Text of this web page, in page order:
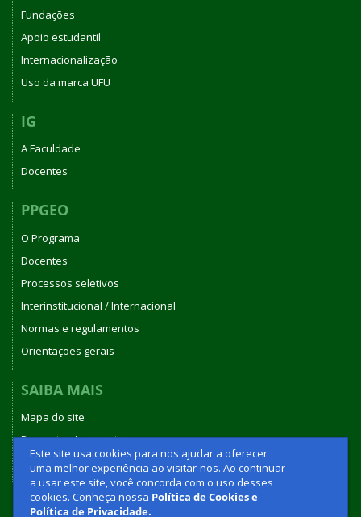
Este site usa cookies para nos ajudar a oferecer
uma melhor experiência ao visitar-nos. Ao continuar
a usar este site, você concorda com o uso desses
cookies. Conheça nossa Política de Cookies e
Política de Privacidade.
Fundações
Apoio estudantil
Internacionalização
Uso da marca UFU
IG
A Faculdade
Docentes
PPGEO
O Programa
Docentes
Processos seletivos
Interinstitucional / Internacional
Normas e regulamentos
Orientações gerais
SAIBA MAIS
Mapa do site
Perguntas frequentes
Fale conosco